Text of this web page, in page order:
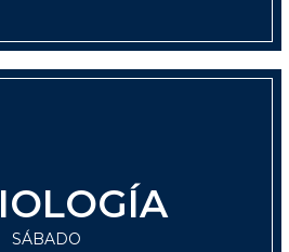
SÁBADO
12:00 hrs